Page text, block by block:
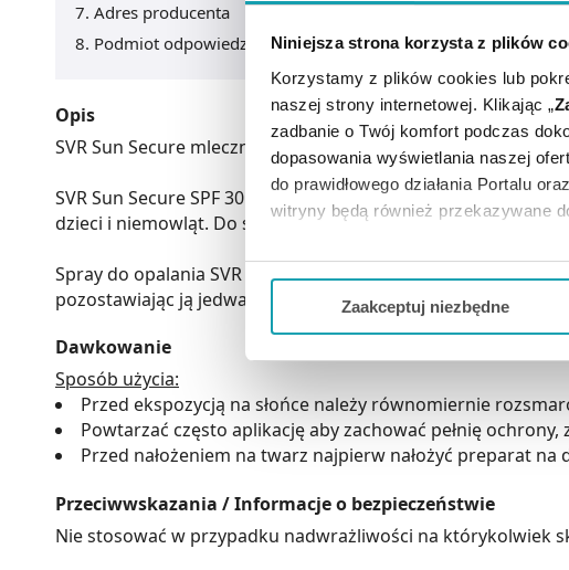
Niniejsza strona korzysta z plików
Korzystamy z plików cookies lub
naszej strony internetowej. Klikając „
zadbanie o Twój komfort podczas
dopasowania wyświetlania naszej
do prawidłowego działania Portalu
witryny będą również przekazywane
Jeżeli chcesz dostosować swoją
wszystkich funkcjonalności Strony.
Zaakceptuj niezbędne
Adres producenta
Podmiot odpowiedzialny
Opis
SVR Sun Secure mleczna mgiełka ochronna do opalania
SVR Sun Secure SPF 30 mgiełka do opalania jest
dzieci i niemowląt. Do stosowania na twarz i ciało.
Spray do opalania SVR Sun Secure posiada mleczną,
pozostawiając ją jedwabiście miękką. Jest odporny na
Dawkowanie
Sposób użycia:
Przed ekspozycją na słońce należy równomiernie
Powtarzać często aplikację aby zachować pełnię
Przed nałożeniem na twarz najpierw nałożyć preparat na
Przeciwwskazania / Informacje o bezpieczeństwie
Nie stosować w przypadku nadwrażliwości na którykolwiek